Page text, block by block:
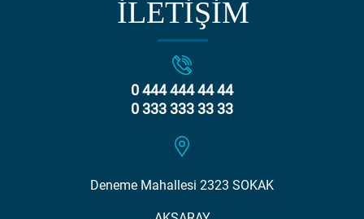
İLETİŞİM
0 444 444 44 44
0 333 333 33 33
Deneme Mahallesi 2323 SOKAK